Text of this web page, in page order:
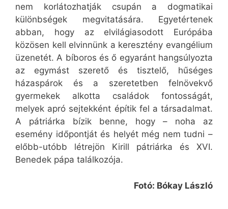
nem korlátozhatják csupán a dogmatikai
különbségek megvitatására. Egyetértenek
abban, hogy az elvilágiasodott Európába
közösen kell elvinnünk a keresztény evangélium
üzenetét. A bíboros és ő egyaránt hangsúlyozta
az egymást szerető és tisztelő, hűséges
házaspárok és a szeretetben felnövekvő
gyermekek alkotta családok fontosságát,
melyek apró sejtekként építik fel a társadalmat.
A pátriárka bízik benne, hogy – noha az
esemény időpontját és helyét még nem tudni –
előbb-utóbb létrejön Kirill pátriárka és XVI.
Benedek pápa találkozója.
Fotó: Bókay László